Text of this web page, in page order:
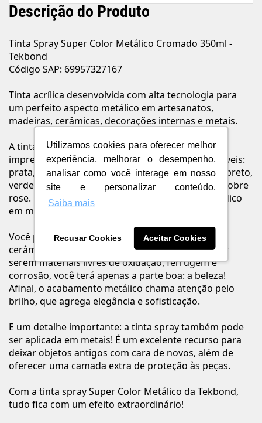
Utilizamos cookies para oferecer melhor
experiência, melhorar o desempenho,
analisar como você interage em nosso
site e personalizar conteúdo.
Saiba mais
Recusar Cookies Aceitar Cookies
Descrição do Produto
Tinta Spray Super Color Metálico Cromado 350ml -
Tekbond
Código SAP: 69957327167
Tinta acrílica desenvolvida com alta tecnologia para
um perfeito aspecto metálico em artesanatos,
madeiras, cerâmicas, decorações internas e metais.
A tinta spray Super Color Metálico da Tekbond
impressiona pela variedade. São treze cores incríveis:
prata, azul, cromado, dourado, vermelho, cobre, preto,
verde, bronze, ouro, rose gold, rose millennial e cobre
rose. É o produto perfeito para dar aspecto metálico
em móveis, jarros, louça, peças artesanias etc.
Você pode aplicar a tinta spray em madeiras,
cerâmicas, decorações internas e muito mais! Por
serem materiais livres de oxidação, ferrugem e
corrosão, você terá apenas a parte boa: a beleza!
Afinal, o acabamento metálico chama atenção pelo
brilho, que agrega elegância e sofisticação.
E um detalhe importante: a tinta spray também pode
ser aplicada em metais! É um excelente recurso para
deixar objetos antigos com cara de novos, além de
oferecer uma camada extra de proteção às peças.
Com a tinta spray Super Color Metálico da Tekbond,
tudo fica com um efeito extraordinário!